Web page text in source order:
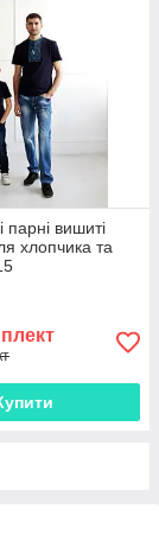
парні вишиті
хлопчика та